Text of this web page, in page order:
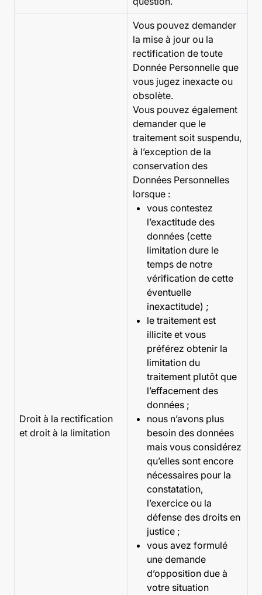
Droit à la rectification
et droit à la limitation
Vous pouvez demander
la mise à jour ou la
rectification de toute
Donnée Personnelle que
vous jugez inexacte ou
obsolète.
Vous pouvez également
demander que le
traitement soit suspendu,
à l’exception de la
conservation des
Données Personnelles
lorsque :
vous contestez
l’exactitude des
données (cette
limitation dure le
temps de notre
vérification de cette
éventuelle
inexactitude) ;
le traitement est
illicite et vous
préférez obtenir la
limitation du
traitement plutôt que
l’effacement des
données ;
nous n’avons plus
besoin des données
mais vous considérez
qu’elles sont encore
nécessaires pour la
constatation,
l’exercice ou la
défense des droits en
justice ;
vous avez formulé
une demande
d’opposition due à
votre situation